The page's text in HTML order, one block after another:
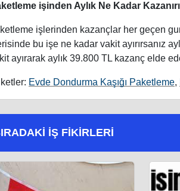
işinden Aylık Ne Kadar
işlerinden kazançlar her geçen
bu işe ne kadar vakit ayırırsanız
ayırarak aylık 39.800 TL kazanç elde
Evde Dondurma Kaşığı Paketleme,
İŞ FIKIRLERI